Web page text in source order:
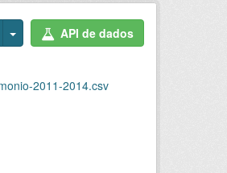
API de dados
2011-2014.csv